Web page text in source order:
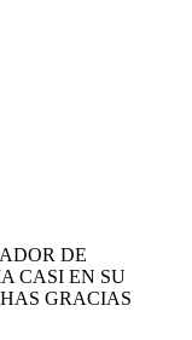
DE
CASI EN SU
GRACIAS